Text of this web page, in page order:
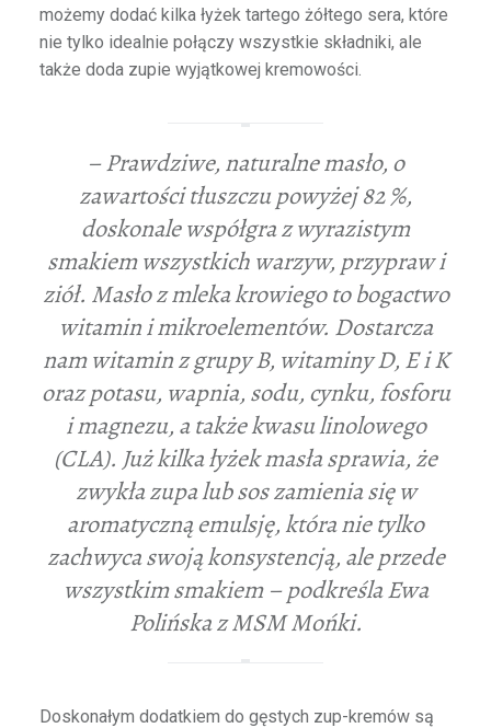
możemy dodać kilka łyżek tartego żółtego sera, które
nie tylko idealnie połączy wszystkie składniki, ale
także doda zupie wyjątkowej kremowości.
– Prawdziwe, naturalne masło, o
zawartości tłuszczu powyżej 82 %,
doskonale współgra z wyrazistym
smakiem wszystkich warzyw, przypraw i
ziół. Masło z mleka krowiego to bogactwo
witamin i mikroelementów. Dostarcza
nam witamin z grupy B, witaminy D, E i K
oraz potasu, wapnia, sodu, cynku, fosforu
i magnezu, a także kwasu linolowego
(CLA). Już kilka łyżek masła sprawia, że
zwykła zupa lub sos zamienia się w
aromatyczną emulsję, która nie tylko
zachwyca swoją konsystencją, ale przede
wszystkim smakiem – podkreśla Ewa
Polińska z MSM Mońki.
Doskonałym dodatkiem do gęstych zup-kremów są